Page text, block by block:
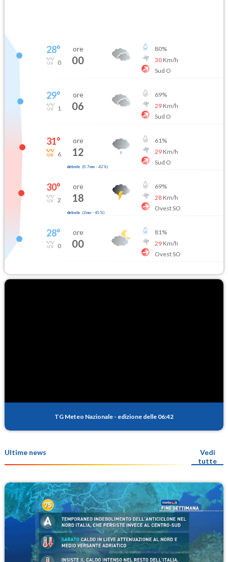
28°
0
ore
00
80%
30Km/h
Sud O
29°
1
ore
06
69%
29Km/h
Sud O
31°
6
ore
12
debole (0.7mm- 42 %)
61%
29Km/h
Sud O
30°
2
ore
18
debole (2mm- 45 %)
69%
28Km/h
Ovest SO
28°
0
ore
00
81%
29Km/h
Ovest SO
TG Meteo Nazionale - edizione delle 06:42
Ultime news
Vedi
tutte